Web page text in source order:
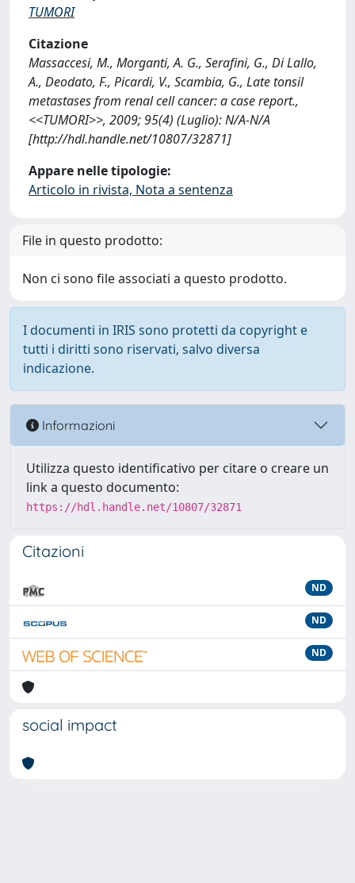
TUMORI
Citazione
Massaccesi, M., Morganti, A. G., Serafini, G., Di Lallo,
A., Deodato, F., Picardi, V., Scambia, G., Late tonsil
metastases from renal cell cancer: a case report.,
<<TUMORI>>, 2009; 95(4) (Luglio): N/A-N/A
[http://hdl.handle.net/10807/32871]
Appare nelle tipologie:
Articolo in rivista, Nota a sentenza
File in questo prodotto:
Non ci sono file associati a questo prodotto.
I documenti in IRIS sono protetti da copyright e
tutti i diritti sono riservati, salvo diversa
indicazione.
Informazioni
Utilizza questo identificativo per citare o creare un
link a questo documento:
https://hdl.handle.net/10807/32871
Citazioni
ND
ND
ND
social impact